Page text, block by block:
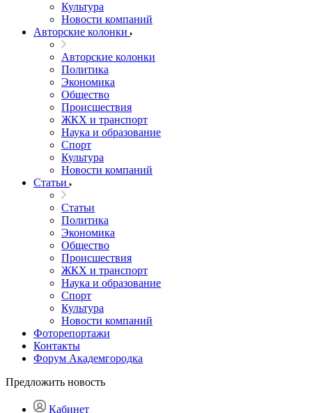
Культура
Новости компаний
Авторские колонки
Авторские колонки
Политика
Экономика
Общество
Происшествия
ЖКХ и транспорт
Наука и образование
Спорт
Культура
Новости компаний
Статьи
Статьи
Политика
Экономика
Общество
Происшествия
ЖКХ и транспорт
Наука и образование
Спорт
Культура
Новости компаний
Фоторепортажи
Контакты
Форум Академгородка
Предложить новость
Кабинет